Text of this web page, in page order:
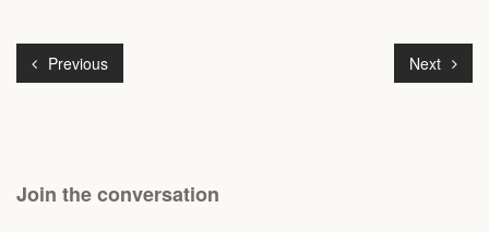
Previous Next
Join the conversation